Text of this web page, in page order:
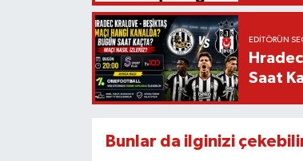
EDITÖRÜN
Saat
Bunlar da ilginizi